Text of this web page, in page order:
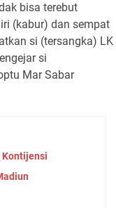
bisa terebut
(kabur) dan sempat
si (tersangka) LK
si
Mar Sabar
Kontijensi